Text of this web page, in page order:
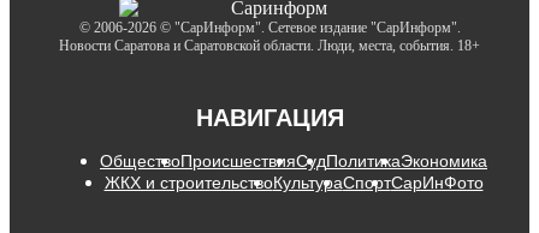
© 2006-2026 © "СарИнформ". Сетевое издание "СарИнформ".
Новости Саратова и Саратовской области. Люди, места, события. 18+
НАВИГАЦИЯ
ОбществоПроисшествияСудПолитикаЭкономика
ЖКХ и строительствоКультураСпортСарИнФото